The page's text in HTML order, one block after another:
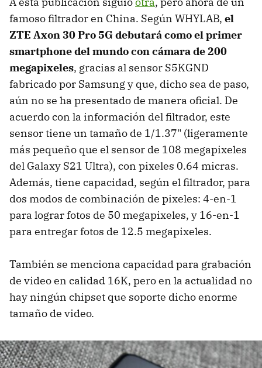
famoso filtrador en China. Según WHYLAB, el
ZTE Axon 30 Pro 5G debutará como el primer
smartphone del mundo con cámara de 200
megapixeles, gracias al sensor S5KGND
fabricado por Samsung y que, dicho sea de paso,
aún no se ha presentado de manera oficial. De
acuerdo con la información del filtrador, este
sensor tiene un tamaño de 1/1.37" (ligeramente
más pequeño que el sensor de 108 megapixeles
del Galaxy S21 Ultra), con pixeles 0.64 micras.
Además, tiene capacidad, según el filtrador, para
dos modos de combinación de pixeles: 4-en-1
para lograr fotos de 50 megapixeles, y 16-en-1
para entregar fotos de 12.5 megapixeles.
También se menciona capacidad para grabación
de video en calidad 16K, pero en la actualidad no
hay ningún chipset que soporte dicho enorme
tamaño de video.